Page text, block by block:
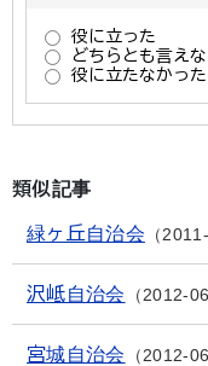
類似記事
緑ヶ丘自治会
沢岻自治会 2012-
宮城自治会 2012-